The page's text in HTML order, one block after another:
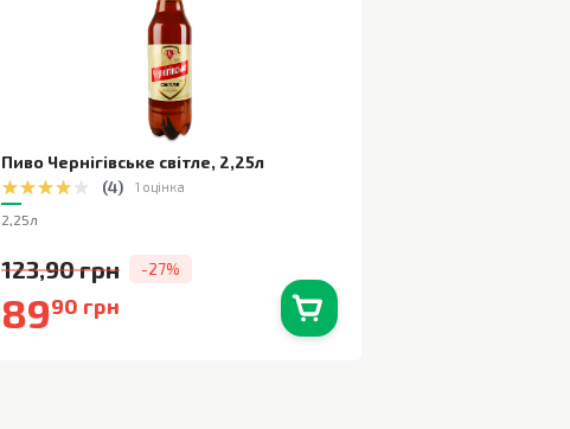
Пиво Чернігівське світле, 2,25л
(4) 1 оцінка
2,25л
123,90 грн -27%
8990 грн